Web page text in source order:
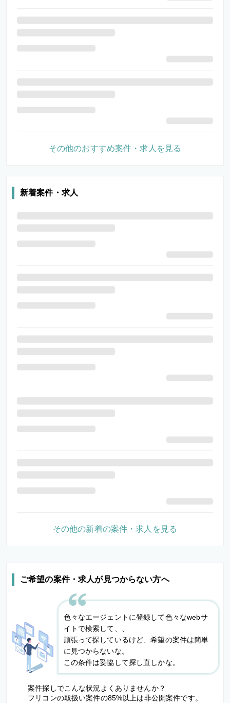
ご希望の案件・求人が見つからない方へ
色々なエージェントに登録して色々なwebサ
イトで検索して、、
頑張って探しているけど、希望の案件は簡単
に見つからないな。
この条件は妥協して探し直しかな。
案件探しでこんな状況よくありませんか？
フリコンの取扱い案件の85%以上は非公開案件です。
その他のおすすめ案件・求人を見る
新着案件・求人
その他の新着の案件・求人を見る